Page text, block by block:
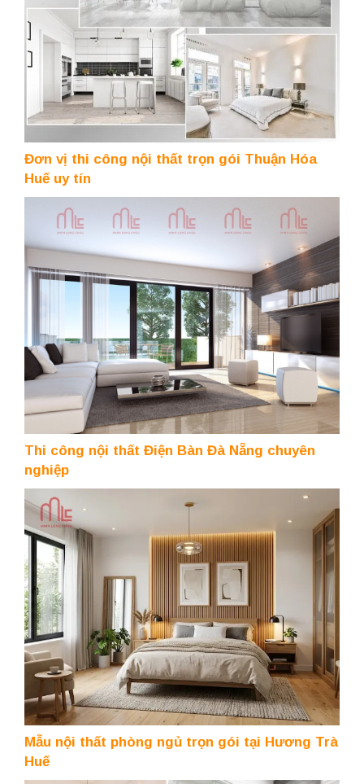
Đơn vị thi công nội thất trọn gói Thuận Hóa
Huế uy tín
Thi công nội thất Điện Bàn Đà Nẵng chuyên
nghiệp
Mẫu nội thất phòng ngủ trọn gói tại Hương Trà
Huế